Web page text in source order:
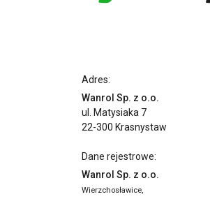
Adres:
Wanrol Sp. z o.o.
ul. Matysiaka 7
22-300 Krasnystaw
Dane rejestrowe:
Wanrol Sp. z o.o.
Wierzchosławice,